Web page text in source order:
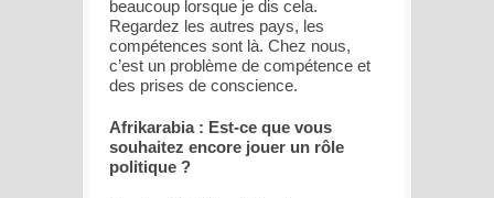
beaucoup lorsque je dis cela.
Regardez les autres pays, les
compétences sont là. Chez nous,
c’est un problème de compétence et
des prises de conscience.
Afrikarabia : Est-ce que vous
souhaitez encore jouer un rôle
politique ?